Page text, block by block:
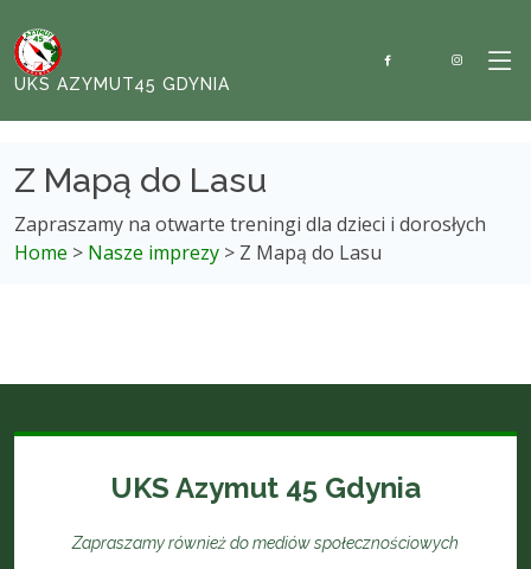
UKS AZYMUT45 GDYNIA
Z Mapą do Lasu
Zapraszamy na otwarte treningi dla dzieci i dorosłych
Home > Nasze imprezy > Z Mapą do Lasu
UKS Azymut 45 Gdynia
Zapraszamy również do mediów społecznościowych